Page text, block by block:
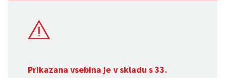
Prikazana vsebina je v skladu s 33.